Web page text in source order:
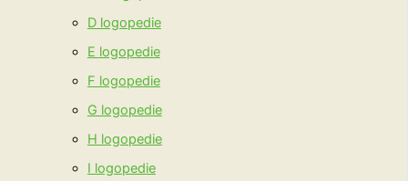
D logopedie
E logopedie
F logopedie
G logopedie
H logopedie
I logopedie